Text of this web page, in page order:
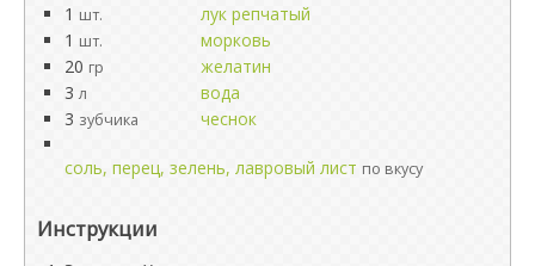
1 шт.
лук репчатый
1 шт.
морковь
20 гр
желатин
3 л
вода
3 зубчика чеснок
соль, перец, зелень, лавровый лист по вкусу
Инструкции